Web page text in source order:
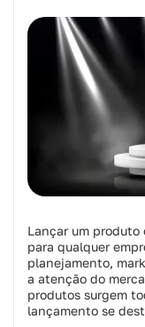
Lançar um produto
para qualquer
planejamento,
a atenção do
produtos surgem
lançamento se